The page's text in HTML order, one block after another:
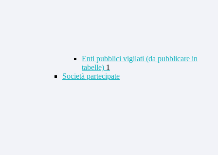
Enti pubblici vigilati (da pubblicare in
tabelle) 1
Società partecipate